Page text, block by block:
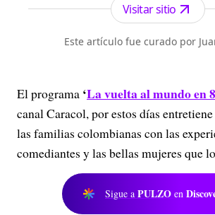
Visitar sitio
Este artículo fue curado por
El programa ‘La vuelta al mundo en
canal Caracol, por estos días
las familias colombianas con las
comediantes y las bellas mujeres que
Sigue a PULZO en